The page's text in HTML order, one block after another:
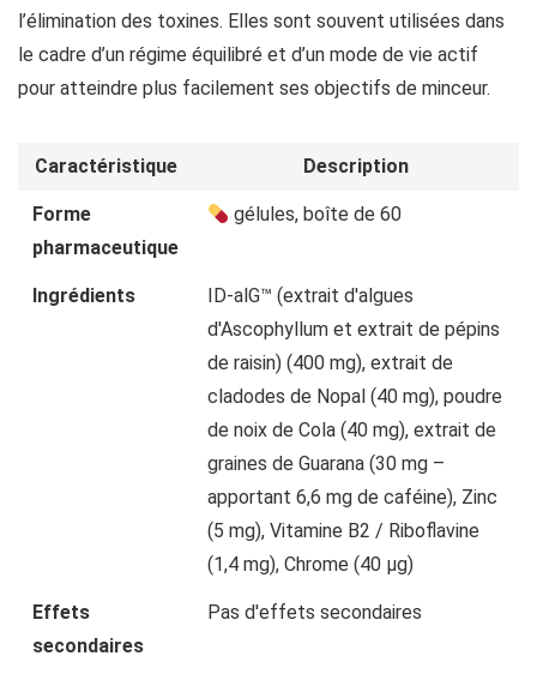
l’élimination des toxines. Elles sont souvent utilisées dans
le cadre d’un régime équilibré et d’un mode de vie actif
pour atteindre plus facilement ses objectifs de minceur.
Caractéristique Description
Forme
pharmaceutique
gélules, boîte de 60
Ingrédients
ID-alG™ (extrait d'algues
d'Ascophyllum et extrait de pépins
de raisin) (400 mg), extrait de
cladodes de Nopal (40 mg), poudre
de noix de Cola (40 mg), extrait de
graines de Guarana (30 mg –
apportant 6,6 mg de caféine), Zinc
(5 mg), Vitamine B2 / Riboflavine
(1,4 mg), Chrome (40 µg)
Effets
secondaires
Pas d'effets secondaires